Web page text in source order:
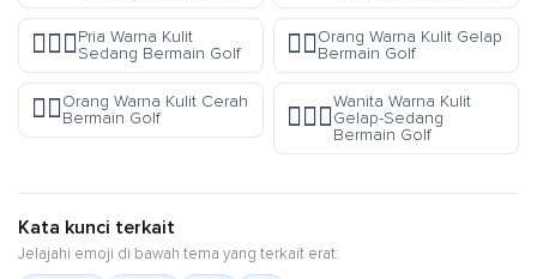
🏌🏽‍♂️Pria Warna Kulit
Sedang Bermain Golf
🏌🏿Orang Warna Kulit Gelap
Bermain Golf
🏌🏻Orang Warna Kulit Cerah
Bermain Golf
🏌🏾‍♀️
Wanita Warna Kulit
Gelap-Sedang
Bermain Golf
Kata kunci terkait
Jelajahi emoji di bawah tema yang terkait erat: